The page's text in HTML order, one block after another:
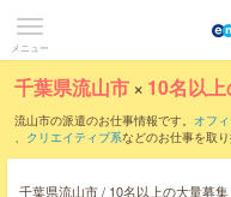
メニュー
千葉県流山市 × 10名以
流山市の派遣のお仕事情報です。 オフ
、 クリエイティブ系などのお仕事を取
千葉県流山市 / 10名以上の大量募集